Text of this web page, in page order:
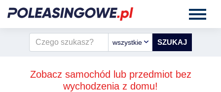
wszystkie
Zobacz samochód lub przedmiot bez
wychodzenia z domu!